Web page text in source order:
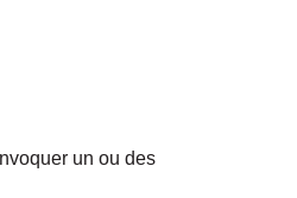
un ou des